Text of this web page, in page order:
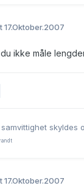
17.Oktober.2007
ikke måle
samvittighet skyldes
17.Oktober.2007